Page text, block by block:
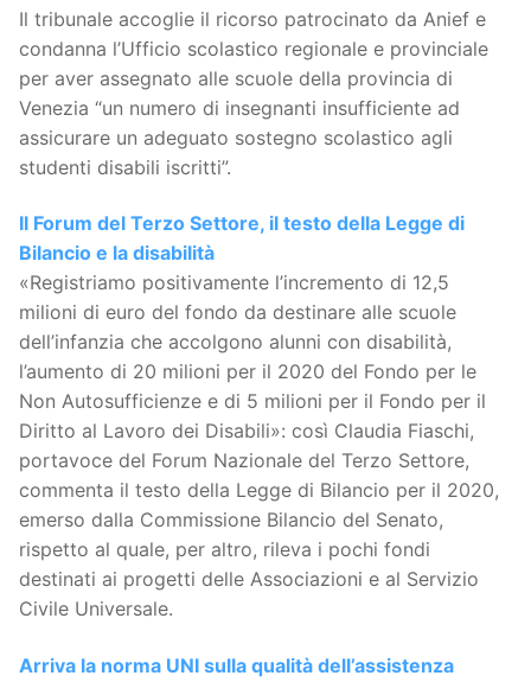
Il tribunale accoglie il ricorso patrocinato da Anief e
condanna l’Ufficio scolastico regionale e provinciale
per aver assegnato alle scuole della provincia di
Venezia “un numero di insegnanti insufficiente ad
assicurare un adeguato sostegno scolastico agli
studenti disabili iscritti”.
Il Forum del Terzo Settore, il testo della Legge di
Bilancio e la disabilità
«Registriamo positivamente l’incremento di 12,5
milioni di euro del fondo da destinare alle scuole
dell’infanzia che accolgono alunni con disabilità,
l’aumento di 20 milioni per il 2020 del Fondo per le
Non Autosufficienze e di 5 milioni per il Fondo per il
Diritto al Lavoro dei Disabili»: così Claudia Fiaschi,
portavoce del Forum Nazionale del Terzo Settore,
commenta il testo della Legge di Bilancio per il 2020,
emerso dalla Commissione Bilancio del Senato,
rispetto al quale, per altro, rileva i pochi fondi
destinati ai progetti delle Associazioni e al Servizio
Civile Universale.
Arriva la norma UNI sulla qualità dell’assistenza